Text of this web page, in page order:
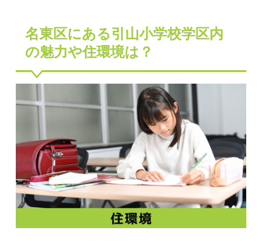
名東区にある引山小学校学区内
の魅力や住環境は？